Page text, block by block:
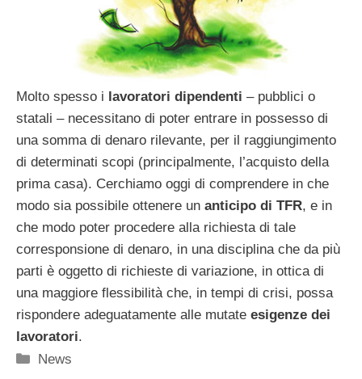
Molto spesso i lavoratori dipendenti – pubblici o
statali – necessitano di poter entrare in possesso di
una somma di denaro rilevante, per il raggiungimento
di determinati scopi (principalmente, l’acquisto della
prima casa). Cerchiamo oggi di comprendere in che
modo sia possibile ottenere un anticipo di TFR, e in
che modo poter procedere alla richiesta di tale
corresponsione di denaro, in una disciplina che da più
parti è oggetto di richieste di variazione, in ottica di
una maggiore flessibilità che, in tempi di crisi, possa
rispondere adeguatamente alle mutate esigenze dei
lavoratori.
Categorie
News